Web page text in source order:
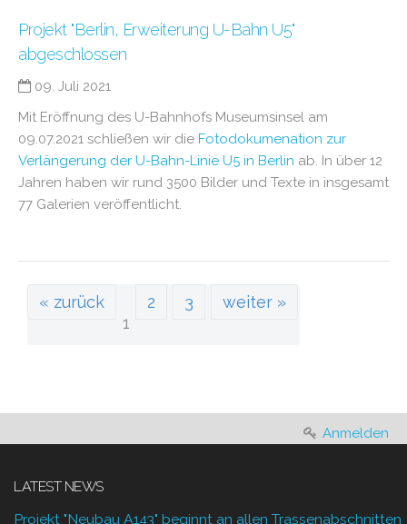
Projekt "Berlin, Erweiterung U-Bahn U5"
abgeschlossen
09. Juli 2021
Mit Eröffnung des U-Bahnhofs Museumsinsel am
09.07.2021 schließen wir die Fotodokumenation zur
Verlängerung der U-Bahn-Linie U5 in Berlin ab. In über 12
Jahren haben wir rund 3500 Bilder und Texte in insgesamt
77 Galerien veröffentlicht.
« zurück
1
2 3 weiter »
Anmelden
LATEST NEWS
Projekt "Neubau A143" beginnt an allen Trassenabschnitten